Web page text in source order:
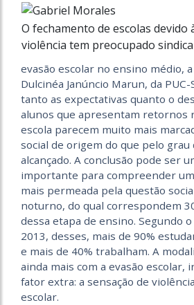
O fechamento de escolas devido
violência tem preocupado
evasão escolar no ensino médio,
Dulcinéa Janúncio Marun, da
tanto as expectativas quanto o
alunos que apresentam retornos
escola parecem muito mais
social de origem do que pelo grau
alcançado. A conclusão pode ser
importante para compreender
mais permeada pela questão
noturno, do qual correspondem
dessa etapa de ensino. Segundo
2013, desses, mais de 90%
e mais de 40% trabalham. A
ainda mais com a evasão escolar,
fator extra: a sensação de
escolar.